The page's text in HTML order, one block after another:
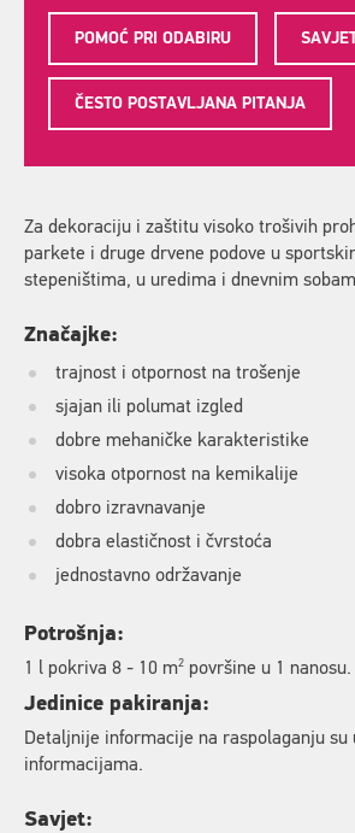
POMOĆ PRI ODABIRU
ČESTO POSTAVLJANA PITANJA
Za dekoraciju i zaštitu visoko trošivih
parkete i druge drvene podove u
stepeništima, u uredima i dnevnim
Značajke:
trajnost i otpornost na trošenje
sjajan ili polumat izgled
dobre mehaničke karakteristike
visoka otpornost na kemikalije
dobro izravnavanje
dobra elastičnost i čvrstoća
jednostavno održavanje
Potrošnja:
1 l pokriva 8 - 10 m2 površine u 1 nanosu.
Jedinice pakiranja:
Detaljnije informacije na raspolaganju su
informacijama.
Savjet: